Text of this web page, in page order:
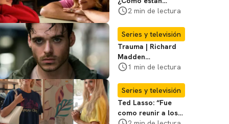
conectados Annie,
Te explicamos
2 min de lectura
Series y televisión
Trauma | Richard
Madden
protagonizará serie
1 min de lectura
Series y televisión
Ted Lasso: “Fue
como reunir a los